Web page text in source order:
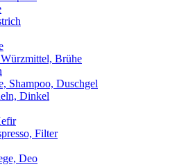
Brühe
Shampoo, Duschgel
Dinkel
Filter
Deo